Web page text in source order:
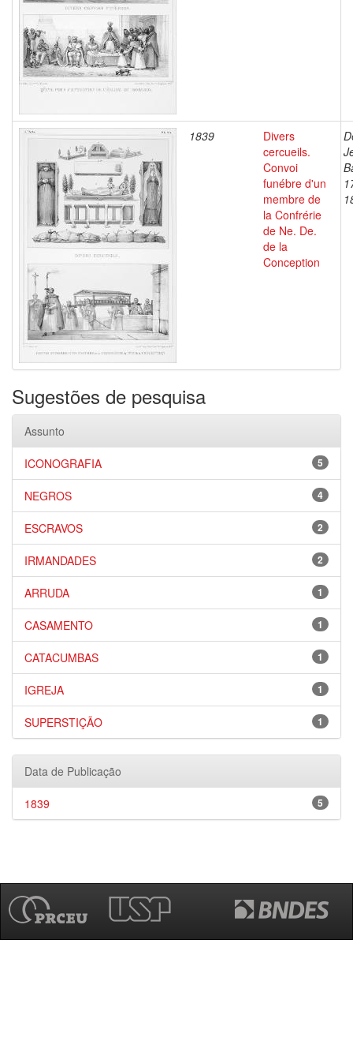
1839
Divers
cercueils.
Convoi
funébre d'un
membre de
la Confrérie
de Ne. De.
de la
Conception
Sugestões de pesquisa
Assunto
5
ICONOGRAFIA
4
NEGROS
2
ESCRAVOS
2
IRMANDADES
1
ARRUDA
1
CASAMENTO
1
CATACUMBAS
1
IGREJA
1
SUPERSTIÇÃO
Data de Publicação
5
1839